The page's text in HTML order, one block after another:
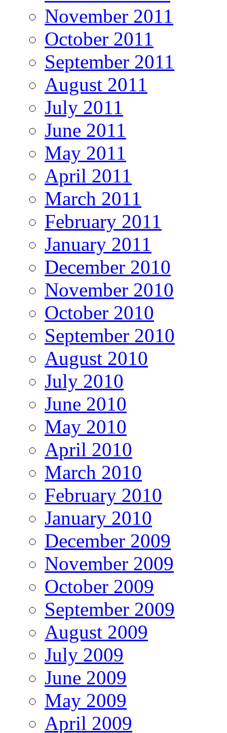
November 2011
October 2011
September 2011
August 2011
July 2011
June 2011
May 2011
April 2011
March 2011
February 2011
January 2011
December 2010
November 2010
October 2010
September 2010
August 2010
July 2010
June 2010
May 2010
April 2010
March 2010
February 2010
January 2010
December 2009
November 2009
October 2009
September 2009
August 2009
July 2009
June 2009
May 2009
April 2009